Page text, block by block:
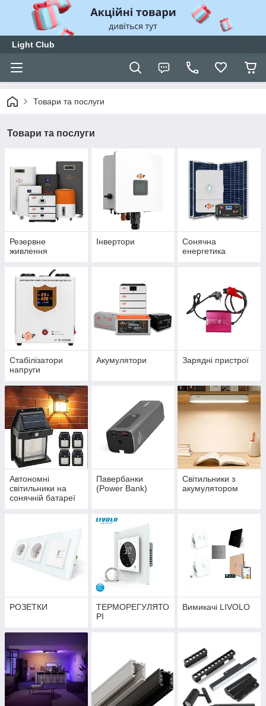
Light Club
Товари та послуги
Товари та послуги
Резервне
живлення
Інвертори
Сонячна
енергетика
Стабілізатори
напруги
Акумулятори Зарядні пристрої
Автономні
світильники на
сонячній батареї
Павербанки
(Power Bank)
Світильники з
акумулятором
РОЗЕТКИ
ТЕРМОРЕГУЛЯТО
РІ
Вимикачі LIVOLO